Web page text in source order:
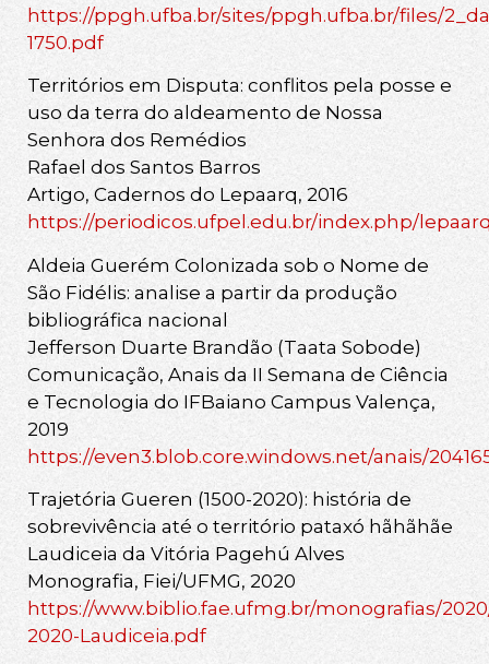
https://ppgh.ufba.br/sites/ppgh.ufba.br/files/
1750.pdf
Territórios em Disputa: conflitos pela posse e
uso da terra do aldeamento de Nossa
Senhora dos Remédios
Rafael dos Santos Barros
Artigo, Cadernos do Lepaarq, 2016
https://periodicos.ufpel.edu.br/index.php/
Aldeia Guerém Colonizada sob o Nome de
São Fidélis: analise a partir da produção
bibliográfica nacional
Jefferson Duarte Brandão (Taata Sobode)
Comunicação, Anais da II Semana de Ciência
e Tecnologia do IFBaiano Campus Valença,
2019
https://even3.blob.core.windows.net/anais/
Trajetória Gueren (1500-2020): história de
sobrevivência até o território pataxó hãhãhãe
Laudiceia da Vitória Pagehú Alves
Monografia, Fiei/UFMG, 2020
https://www.biblio.fae.ufmg.br/monografias/
2020-Laudiceia.pdf